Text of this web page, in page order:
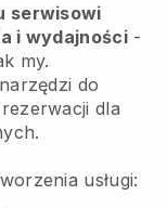
serwisowi
i wydajności -
my.
do
dla
usługi: